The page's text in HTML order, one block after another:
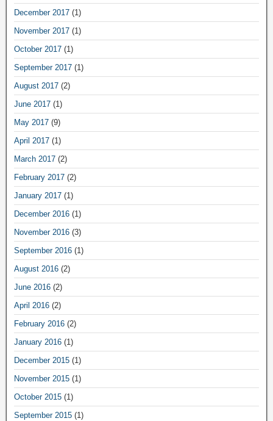
December 2017 (1)
November 2017 (1)
October 2017 (1)
September 2017 (1)
August 2017 (2)
June 2017 (1)
May 2017 (9)
April 2017 (1)
March 2017 (2)
February 2017 (2)
January 2017 (1)
December 2016 (1)
November 2016 (3)
September 2016 (1)
August 2016 (2)
June 2016 (2)
April 2016 (2)
February 2016 (2)
January 2016 (1)
December 2015 (1)
November 2015 (1)
October 2015 (1)
September 2015 (1)